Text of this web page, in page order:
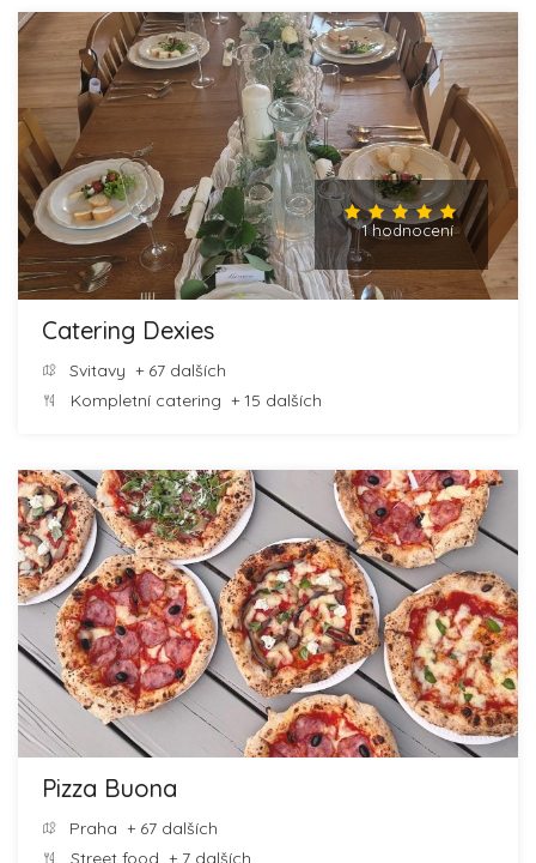
1 hodnocení
Catering Dexies
Svitavy + 67 dalších
Kompletní catering + 15 dalších
Pizza Buona
Praha + 67 dalších
Street food + 7 dalších